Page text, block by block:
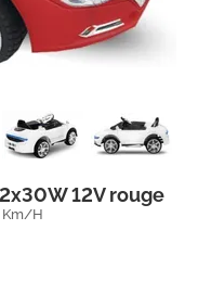
12V rouge
Km/H